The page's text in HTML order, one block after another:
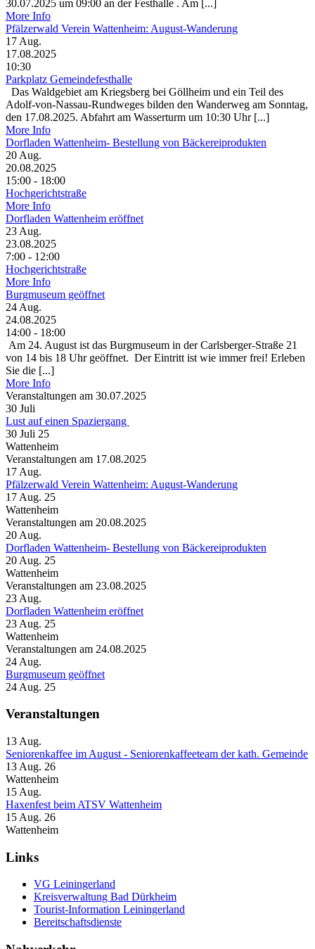
30.07.2025 um 09:00 an der Festhalle . Am [...]
More Info
Pfälzerwald Verein Wattenheim: August-Wanderung
17 Aug.
17.08.2025
10:30
Parkplatz Gemeindefesthalle
Das Waldgebiet am Kriegsberg bei Göllheim und ein Teil des
Adolf-von-Nassau-Rundweges bilden den Wanderweg am Sonntag,
den 17.08.2025. Abfahrt am Wasserturm um 10:30 Uhr [...]
More Info
Dorfladen Wattenheim- Bestellung von Bäckereiprodukten
20 Aug.
20.08.2025
15:00 - 18:00
Hochgerichtstraße
More Info
Dorfladen Wattenheim eröffnet
23 Aug.
23.08.2025
7:00 - 12:00
Hochgerichtstraße
More Info
Burgmuseum geöffnet
24 Aug.
24.08.2025
14:00 - 18:00
Am 24. August ist das Burgmuseum in der Carlsberger-Straße 21
von 14 bis 18 Uhr geöffnet. Der Eintritt ist wie immer frei! Erleben
Sie die [...]
More Info
Veranstaltungen am 30.07.2025
30 Juli
Lust auf einen Spaziergang
30 Juli 25
Wattenheim
Veranstaltungen am 17.08.2025
17 Aug.
Pfälzerwald Verein Wattenheim: August-Wanderung
17 Aug. 25
Wattenheim
Veranstaltungen am 20.08.2025
20 Aug.
Dorfladen Wattenheim- Bestellung von Bäckereiprodukten
20 Aug. 25
Wattenheim
Veranstaltungen am 23.08.2025
23 Aug.
Dorfladen Wattenheim eröffnet
23 Aug. 25
Wattenheim
Veranstaltungen am 24.08.2025
24 Aug.
Burgmuseum geöffnet
24 Aug. 25
Veranstaltungen
13 Aug.
Seniorenkaffee im August - Seniorenkaffeeteam der kath. Gemeinde
13 Aug. 26
Wattenheim
15 Aug.
Haxenfest beim ATSV Wattenheim
15 Aug. 26
Wattenheim
Links
VG Leiningerland
Kreisverwaltung Bad Dürkheim
Tourist-Information Leiningerland
Bereitschaftsdienste